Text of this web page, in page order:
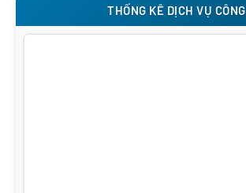
THỐNG KÊ DỊCH VỤ CÔNG